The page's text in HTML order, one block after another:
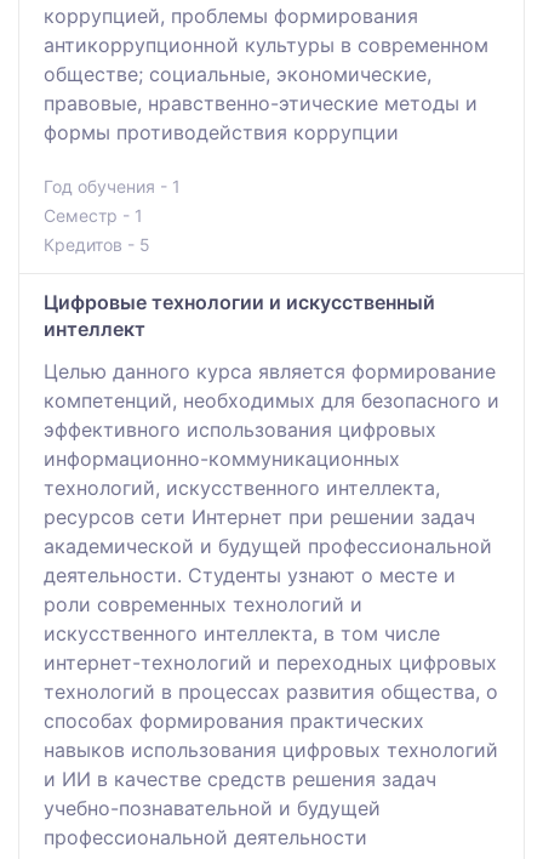
коррупцией, проблемы формирования
антикоррупционной культуры в современном
обществе; социальные, экономические,
правовые, нравственно-этические методы и
формы противодействия коррупции
Год обучения - 1
Семестр - 1
Кредитов - 5
Цифровые технологии и искусственный
интеллект
Целью данного курса является формирование
компетенций, необходимых для безопасного и
эффективного использования цифровых
информационно-коммуникационных
технологий, искусственного интеллекта,
ресурсов сети Интернет при решении задач
академической и будущей профессиональной
деятельности. Студенты узнают о месте и
роли современных технологий и
искусственного интеллекта, в том числе
интернет-технологий и переходных цифровых
технологий в процессах развития общества, о
способах формирования практических
навыков использования цифровых технологий
и ИИ в качестве средств решения задач
учебно-познавательной и будущей
профессиональной деятельности